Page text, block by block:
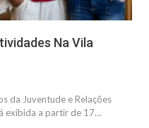
Na Vila
da Juventude e Relações
exibida a partir de 17…